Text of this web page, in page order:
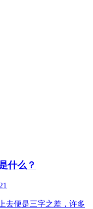
什么？
去便是三字之差，许多